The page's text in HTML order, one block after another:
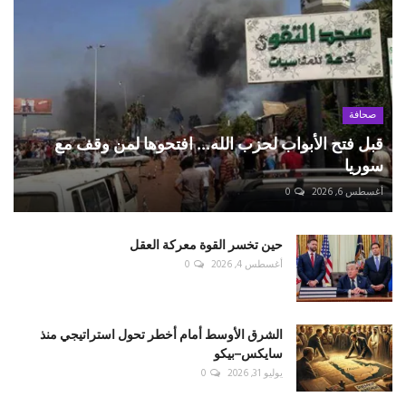
صحافة
قبل فتح الأبواب لحزب الله... افتحوها لمن وقف مع
سوريا
أغسطس 6, 2026 0
حين تخسر القوة معركة العقل
أغسطس 4, 2026 0
الشرق الأوسط أمام أخطر تحول استراتيجي منذ
سايكس–بيكو
يوليو 31, 2026 0